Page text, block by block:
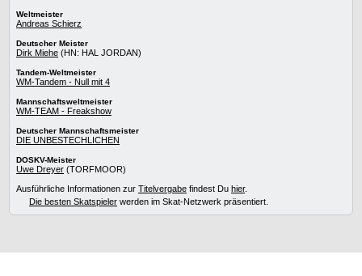
Weltmeister
Andreas Schierz
Deutscher Meister
Dirk Miehe (HN: HAL JORDAN)
Tandem-Weltmeister
WM-Tandem - Null mit 4
Mannschaftsweltmeister
WM-TEAM - Freakshow
Deutscher Mannschaftsmeister
DIE UNBESTECHLICHEN
DOSKV-Meister
Uwe Dreyer (TORFMOOR)
Ausführliche Informationen zur Titelvergabe findest Du hier.
Die besten Skatspieler werden im Skat-Netzwerk präsentiert.